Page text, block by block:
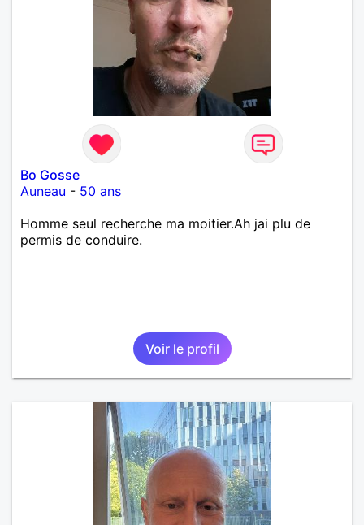
Bo Gosse
Auneau - 50 ans
Homme seul recherche ma moitier.Ah jai plu de
permis de conduire.
Voir le profil